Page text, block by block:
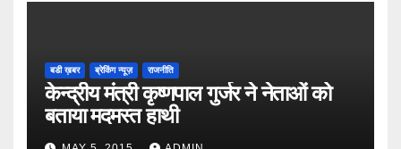
बडी ख़बर ब्रेकिंग न्यूज़ राजनीति
केन्द्रीय मंत्री कृष्णपाल गुर्जर ने नेताओं को
बताया मदमस्त हाथी